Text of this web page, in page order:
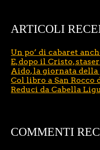
ARTICOLI
Un po’ di cabaret
E, dopo il Cristo,
Aido, la giornata
Col libro a San Rocco
Reduci da Cabella
COMMENTI